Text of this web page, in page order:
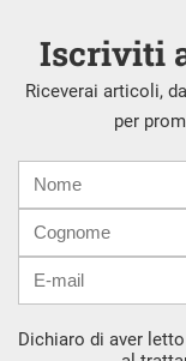
Iscriviti
Riceverai articoli,
per
mail
Dichiaro di aver letto